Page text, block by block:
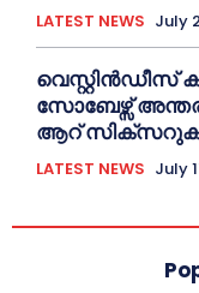
LATEST NEWS July
വെസ്റ്റിൻഡീസ്
സോബേഴ്സ്
ആറ്
LATEST NEWS July